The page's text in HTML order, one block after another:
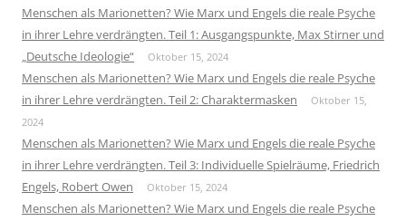
Menschen als Marionetten? Wie Marx und Engels die reale Psyche
in ihrer Lehre verdrängten. Teil 1: Ausgangspunkte, Max Stirner und
„Deutsche Ideologie“
Oktober 15, 2024
Menschen als Marionetten? Wie Marx und Engels die reale Psyche
in ihrer Lehre verdrängten. Teil 2: Charaktermasken
Oktober 15,
2024
Menschen als Marionetten? Wie Marx und Engels die reale Psyche
in ihrer Lehre verdrängten. Teil 3: Individuelle Spielräume, Friedrich
Engels, Robert Owen
Oktober 15, 2024
Menschen als Marionetten? Wie Marx und Engels die reale Psyche